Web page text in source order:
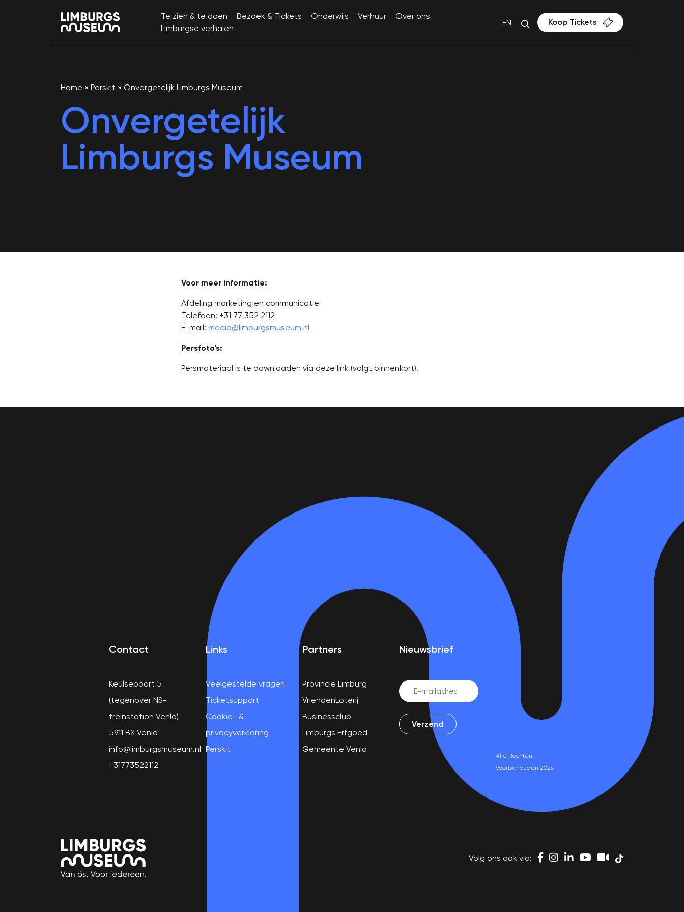
Te zien & te doen Bezoek & Tickets Onderwijs Verhuur
Over ons
Limburgse verhalen
EN Koop Tickets
Home » Perskit » Onvergetelijk Limburgs Museum
Onvergetelijk
Limburgs Museum
Voor meer informatie:
Afdeling marketing en communicatie
Telefoon: +31 77 352 2112
E-mail:media@limburgsmuseum.nl
Persfoto’s:
Persmateriaal is te downloaden via deze link (volgt binnenkort).
Contact
Keulsepoort 5
(tegenover NS-
treinstation Venlo)
5911 BX Venlo
info@limburgsmuseum.nl
+31773522112
Links
Veelgestelde vragen
Ticketsupport
Cookie- &
privacyverklaring
Perskit
Partners
Provincie Limburg
VriendenLoterij
Businessclub
Limburgs Erfgoed
Gemeente Venlo
Nieuwsbrief
Email
(Vereist)
Alle Rechten
Voorbehouden 2026
Volg ons ook via: